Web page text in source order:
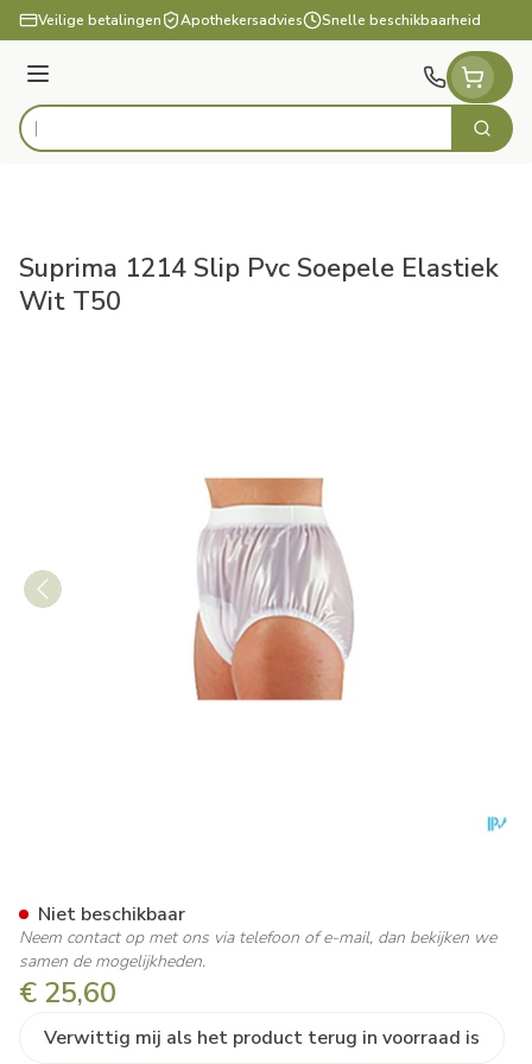
Ga naar de inhoud
Veilige betalingen Apothekersadvies Snelle beschikbaarheid
Menu
Product, merk, categorie... Zoek
Suprima 1214 Slip Pvc Soepele Elastiek
Wit T50
€ 25,60
Verwittig mij als het product terug in voorraad is
Niet beschikbaar
Neem contact op met ons via telefoon of e-mail, dan bekijken we
samen de mogelijkheden.